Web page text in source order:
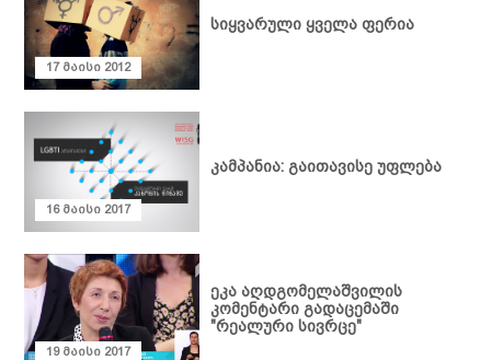
სიახლეები
კომუნიკაცია და
პოლიტიკის
გზამკვლევი
სამართლებრივი
დოკუმენტი
ვიდეოთეკა
კონტაქტი
სიყვარული ყველა ფერია
17 მაისი 2012
კამპანია: გაითავისე უფლება
16 მაისი 2017
ეკა აღდგომელაშვილის
კომენტარი გადაცემაში
"რეალური სივრცე"
19 მაისი 2017